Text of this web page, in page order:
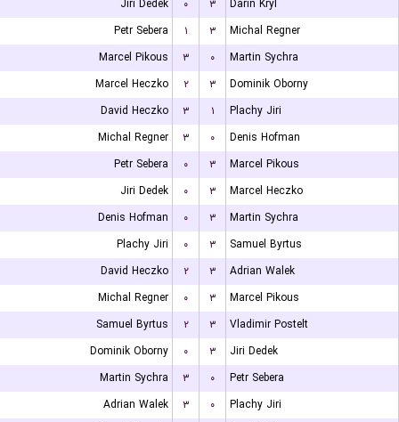
Jiri Dedek ۰ ۳
Darin Kryl
Petr Sebera
۱ ۳
Michal Regner
Marcel Pikous
۳ ۰
Martin Sychra
Marcel Heczko
۲ ۳
Dominik Oborny
David Heczko
۳ ۱
Plachy Jiri
Michal Regner
۳ ۰
Denis Hofman
Petr Sebera
۰ ۳
Marcel Pikous
Jiri Dedek
۰ ۳
Marcel Heczko
Denis Hofman
۰ ۳
Martin Sychra
Plachy Jiri
۰ ۳
Samuel Byrtus
David Heczko
۲ ۳
Adrian Walek
Michal Regner
۰ ۳
Marcel Pikous
Samuel Byrtus
۲ ۳
Vladimir Postelt
Dominik Oborny
۰ ۳
Jiri Dedek
Martin Sychra
۳ ۰
Petr Sebera
Adrian Walek
۳ ۰
Plachy Jiri